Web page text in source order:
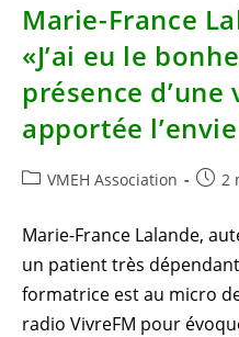
Marie-France
«J’ai eu le
présence d’une
apportée
PostVMEH Association 2
Marie-France Lalande,
un patient très
formatrice est au micro
radio VivreFM pour